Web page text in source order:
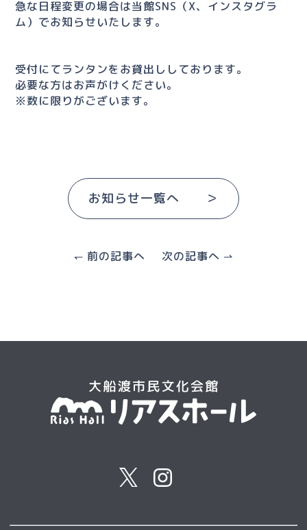
急な日程変更の場合は当館SNS（X、インスタグラ
ム）でお知らせいたします。
受付にてランタンをお貸出ししております。
必要な方はお声がけください。
※数に限りがございます。
お知らせ一覧へ ＞
↽ 前の記事へ 次の記事へ ⇀